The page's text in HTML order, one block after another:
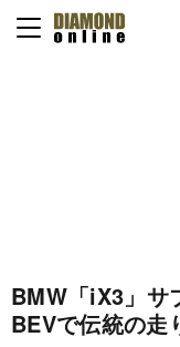
BMW「iX3」サ
BEVで伝統の走